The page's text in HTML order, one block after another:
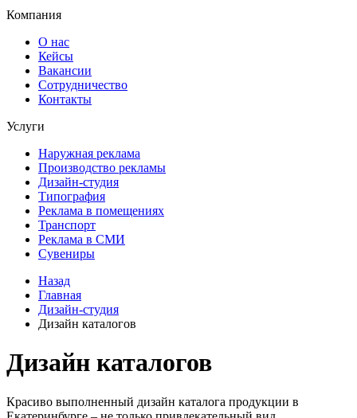
Компания
О нас
Кейсы
Вакансии
Сотрудничество
Контакты
Услуги
Наружная реклама
Производство рекламы
Дизайн-студия
Типография
Реклама в помещениях
Транспорт
Реклама в СМИ
Сувениры
Назад
Главная
Дизайн-студия
Дизайн каталогов
Дизайн каталогов
Красиво выполненный дизайн каталога продукции в